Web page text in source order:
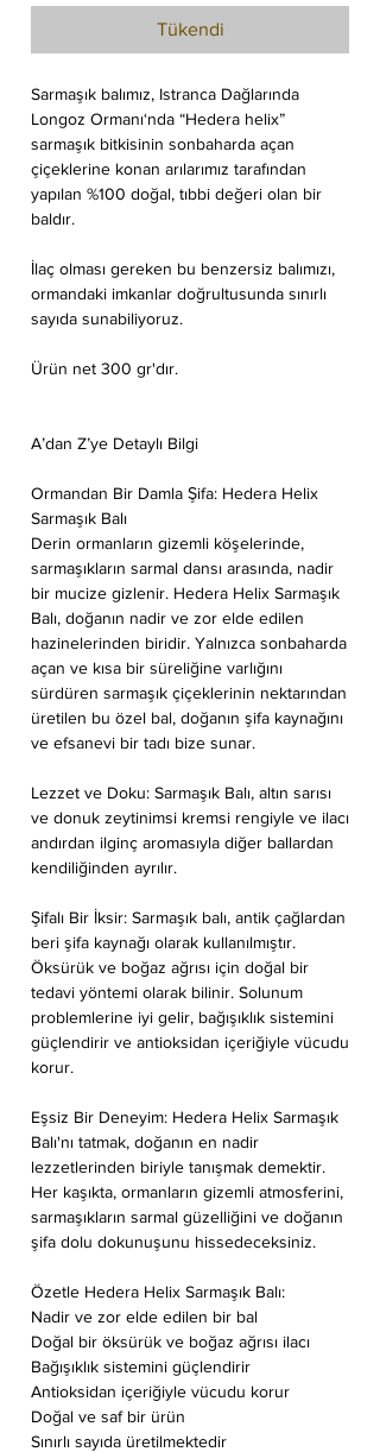
Tükendi
Sarmaşık balımız, Istranca Dağlarında
Longoz Ormanı‘nda “Hedera helix”
sarmaşık bitkisinin sonbaharda açan
çiçeklerine konan arılarımız tarafından
yapılan %100 doğal, tıbbi değeri olan bir
baldır.
İlaç olması gereken bu benzersiz balımızı,
ormandaki imkanlar doğrultusunda sınırlı
sayıda sunabiliyoruz.
Ürün net 300 gr'dır.
A’dan Z’ye Detaylı Bilgi
Ormandan Bir Damla Şifa: Hedera Helix
Sarmaşık Balı
Derin ormanların gizemli köşelerinde,
sarmaşıkların sarmal dansı arasında, nadir
bir mucize gizlenir. Hedera Helix Sarmaşık
Balı, doğanın nadir ve zor elde edilen
hazinelerinden biridir. Yalnızca sonbaharda
açan ve kısa bir süreliğine varlığını
sürdüren sarmaşık çiçeklerinin nektarından
üretilen bu özel bal, doğanın şifa kaynağını
ve efsanevi bir tadı bize sunar.
Lezzet ve Doku: Sarmaşık Balı, altın sarısı
ve donuk zeytinimsi kremsi rengiyle ve ilacı
andırdan ilginç aromasıyla diğer ballardan
kendiliğinden ayrılır.
Şifalı Bir İksir: Sarmaşık balı, antik çağlardan
beri şifa kaynağı olarak kullanılmıştır.
Öksürük ve boğaz ağrısı için doğal bir
tedavi yöntemi olarak bilinir. Solunum
problemlerine iyi gelir, bağışıklık sistemini
güçlendirir ve antioksidan içeriğiyle vücudu
korur.
Eşsiz Bir Deneyim: Hedera Helix Sarmaşık
Balı'nı tatmak, doğanın en nadir
lezzetlerinden biriyle tanışmak demektir.
Her kaşıkta, ormanların gizemli atmosferini,
sarmaşıkların sarmal güzelliğini ve doğanın
şifa dolu dokunuşunu hissedeceksiniz.
Özetle Hedera Helix Sarmaşık Balı:
Nadir ve zor elde edilen bir bal
Doğal bir öksürük ve boğaz ağrısı ilacı
Bağışıklık sistemini güçlendirir
Antioksidan içeriğiyle vücudu korur
Doğal ve saf bir ürün
Sınırlı sayıda üretilmektedir